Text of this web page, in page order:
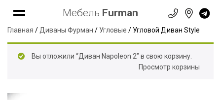
Мебель Furman
Главная / Диваны Фурман / Угловые / Угловой Диван Style
Вы отложили “Диван Napoleon 2” в свою корзину.
Просмотр корзины